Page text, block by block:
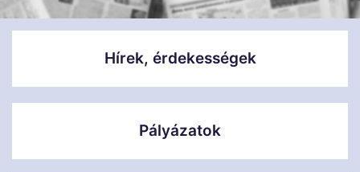
Hírek, érdekességek
Pályázatok